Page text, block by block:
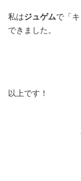
私はジュゲムで「
できました。
以上です！